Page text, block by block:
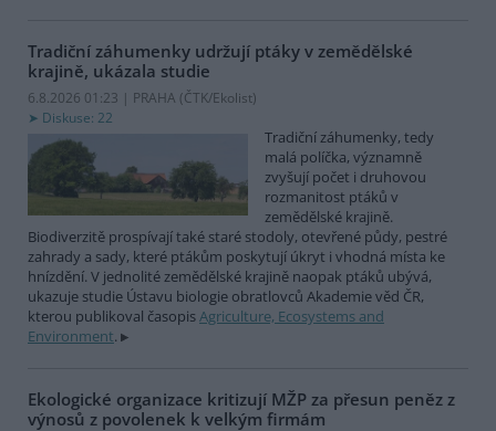
Tradiční záhumenky udržují ptáky v zemědělské
krajině, ukázala studie
6.8.2026 01:23 | PRAHA (ČTK/Ekolist)
Diskuse: 22
Tradiční záhumenky, tedy
malá políčka, významně
zvyšují počet i druhovou
rozmanitost ptáků v
zemědělské krajině.
Biodiverzitě prospívají také staré stodoly, otevřené půdy, pestré
zahrady a sady, které ptákům poskytují úkryt i vhodná místa ke
hnízdění. V jednolité zemědělské krajině naopak ptáků ubývá,
ukazuje studie Ústavu biologie obratlovců Akademie věd ČR,
kterou publikoval časopisAgriculture, Ecosystems and
Environment.
Ekologické organizace kritizují MŽP za přesun peněz z
výnosů z povolenek k velkým firmám